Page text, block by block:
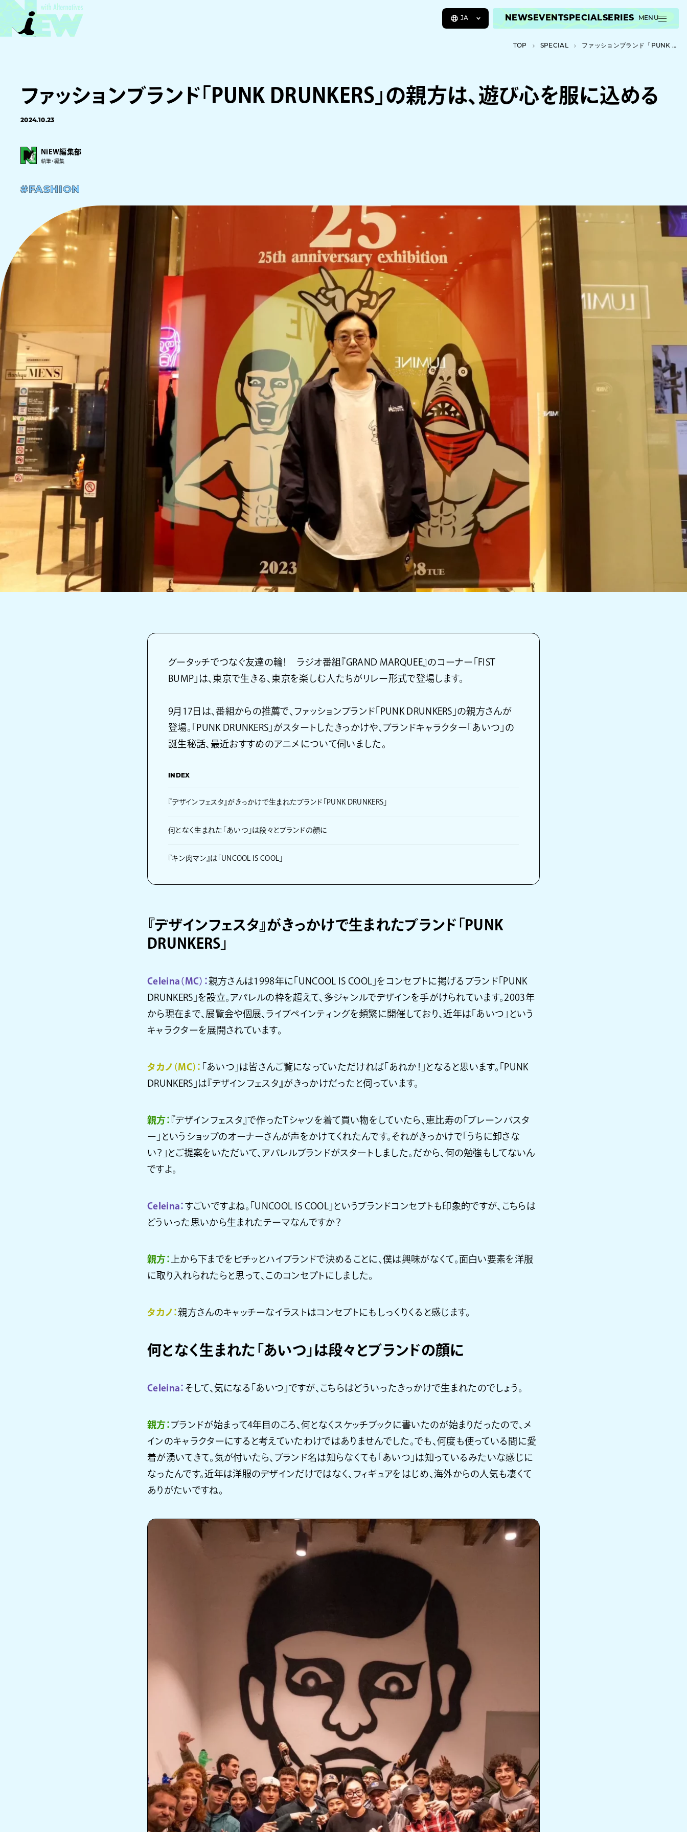
JA NEWS EVENTSPECIALSERIES MENU
TOP SPECIAL ファッションブランド「PUNK DRUNKERS」の親方は、遊び心を服に込める
ファッションブランド「PUNK DRUNKERS」の親方は、遊び心を服に込める
2024.10.23
NiEW編集部
執筆・編集
#FASHION
グータッチでつなぐ友達の輪！ ラジオ番組『GRAND MARQUEE』のコーナー「FIST
BUMP」は、東京で生きる、東京を楽しむ人たちがリレー形式で登場します。
9月17日は、番組からの推薦で、ファッションブランド「PUNK DRUNKERS」の親方さんが
登場。「PUNK DRUNKERS」がスタートしたきっかけや、ブランドキャラクター「あいつ」の
誕生秘話、最近おすすめのアニメについて伺いました。
INDEX
『デザインフェスタ』がきっかけで生まれたブランド「PUNK DRUNKERS」
何となく生まれた「あいつ」は段々とブランドの顔に
『キン肉マン』は「UNCOOL IS COOL」
『デザインフェスタ』がきっかけで生まれたブランド「PUNK
DRUNKERS」
Celeina（MC）：親方さんは1998年に「UNCOOL IS COOL」をコンセプトに掲げるブランド「PUNK
DRUNKERS」を設立。アパレルの枠を超えて、多ジャンルでデザインを手がけられています。2003年
から現在まで、展覧会や個展、ライブペインティングを頻繁に開催しており、近年は「あいつ」という
キャラクターを展開されています。
タカノ（MC）：
「あいつ」は皆さんご覧になっていただければ「あれか！」となると思います。「PUNK
DRUNKERS」は『デザインフェスタ』がきっかけだったと伺っています。
親方： 『デザインフェスタ』で作ったTシャツを着て買い物をしていたら、恵比寿の「ブレーンバスタ
ー」というショップのオーナーさんが声をかけてくれたんです。それがきっかけで「うちに卸さな
い？」とご提案をいただいて、アパレルブランドがスタートしました。だから、何の勉強もしてないん
ですよ。
Celeina： すごいですよね。「UNCOOL IS COOL」というブランドコンセプトも印象的ですが、こちらは
どういった思いから生まれたテーマなんですか？
親方：
上から下までをビチッとハイブランドで決めることに、僕は興味がなくて。面白い要素を洋服
に取り入れられたらと思って、このコンセプトにしました。
タカノ：親方さんのキャッチーなイラストはコンセプトにもしっくりくると感じます。
何となく生まれた「あいつ」は段々とブランドの顔に
Celeina： そして、気になる「あいつ」ですが、こちらはどういったきっかけで生まれたのでしょう。
親方： ブランドが始まって4年目のころ、何となくスケッチブックに書いたのが始まりだったので、メ
インのキャラクターにすると考えていたわけではありませんでした。でも、何度も使っている間に愛
着が湧いてきて。気が付いたら、ブランド名は知らなくても「あいつ」は知っているみたいな感じに
なったんです。近年は洋服のデザインだけではなく、フィギュアをはじめ、海外からの人気も凄くて
ありがたいですね。